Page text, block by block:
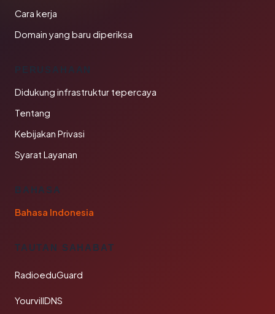
Cara kerja
Domain yang baru diperiksa
PERUSAHAAN
Didukung infrastruktur tepercaya
Tentang
Kebijakan Privasi
Syarat Layanan
BAHASA
Bahasa Indonesia
TAUTAN SAHABAT
RadioeduGuard
YourvillDNS